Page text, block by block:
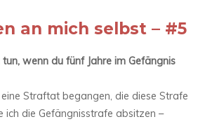
an mich selbst – #5
wenn du fünf Jahre im Gefängnis
Straftat begangen, die diese Strafe
ich die Gefängnisstrafe absitzen –